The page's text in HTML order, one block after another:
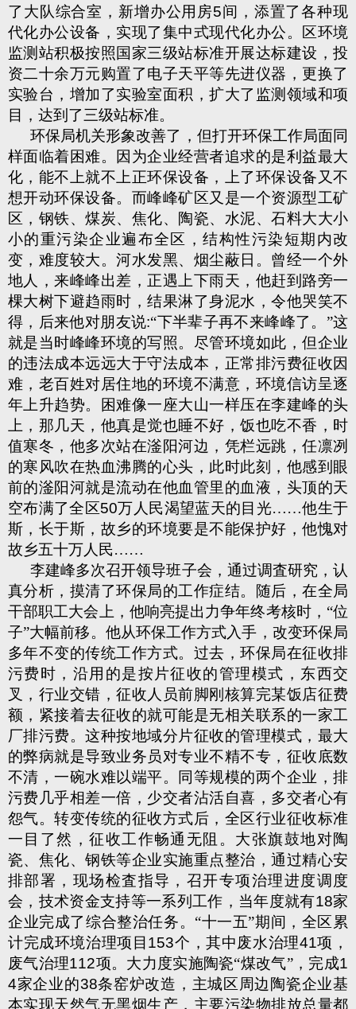
了大队综合室，新增办公用房5间，添置了各种现
代化办公设备，实现了集中式现代化办公。区环境
监测站积极按照国家三级站标准开展达标建设，投
资二十余万元购置了电子天平等先进仪器，更换了
实验台，增加了实验室面积，扩大了监测领域和项
目，达到了三级站标准。
环保局机关形象改善了，但打开环保工作局面同
样面临着困难。因为企业经营者追求的是利益最大
化，能不上就不上正环保设备，上了环保设备又不
想开动环保设备。而峰峰矿区又是一个资源型工矿
区，钢铁、煤炭、焦化、陶瓷、水泥、石料大大小
小的重污染企业遍布全区，结构性污染短期内改
变，难度较大。河水发黑、烟尘蔽日。曾经一个外
地人，来峰峰出差，正遇上下雨天，他赶到路旁一
棵大树下避趋雨时，结果淋了身泥水，令他哭笑不
得，后来他对朋友说:“下半辈子再不来峰峰了。”这
就是当时峰峰环境的写照。尽管环境如此，但企业
的违法成本远远大于守法成本，正常排污费征收因
难，老百姓对居住地的环境不满意，环境信访呈逐
年上升趋势。困难像一座大山一样压在李建峰的头
上，那几天，他真是觉也睡不好，饭也吃不香，时
值寒冬，他多次站在滏阳河边，凭栏远跳，任凛冽
的寒风吹在热血沸腾的心头，此时此刻，他感到眼
前的滏阳河就是流动在他血管里的血液，头顶的天
空布满了全区50万人民渴望蓝天的目光……他生于
斯，长于斯，故乡的环境要是不能保护好，他愧对
故乡五十万人民……
李建峰多次召开领导班子会，通过调査研究，认
真分析，摸清了环保局的工作症结。随后，在全局
干部职工大会上，他响亮提出力争年终考核时，“位
子”大幅前移。他从环保工作方式入手，改变环保局
多年不变的传统工作方式。过去，环保局在征收排
污费时，沿用的是按片征收的管理模式，东西交
叉，行业交错，征收人员前脚刚核算完某饭店征费
额，紧接着去征收的就可能是无相关联系的一家工
厂排污费。这种按地域分片征收的管理模式，最大
的弊病就是导致业务员对专业不精不专，征收底数
不清，一碗水难以端平。同等规模的两个企业，排
污费几乎相差一倍，少交者沾活自喜，多交者心有
怨气。转变传统的征收方式后，全区行业征收标准
一目了然，征收工作畅通无阻。大张旗鼓地对陶
瓷、焦化、钢铁等企业实施重点整治，通过精心安
排部署，现场检査指导，召开专项治理进度调度
会，技术资金支持等一系列工作，当年度就有18家
企业完成了综合整治任务。“十一五”期间，全区累
计完成环境治理项目 153个，其中废水治理41项，
废气治理112项。大力度实施陶瓷“煤改气”，完成1
4家企业的38条窑炉改造，主城区周边陶瓷企业基
本实现天然气无黑烟生产，主要污染物排放总量都